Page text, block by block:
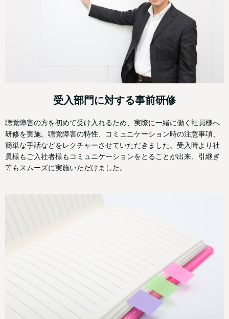
受入部門に対する事前研修
聴覚障害の方を初めて受け入れるため、実際に一緒に働く社員様へ
研修を実施。聴覚障害の特性、コミュニケーション時の注意事項、
簡単な手話などをレクチャーさせていただきました。受入時より社
員様もご入社者様もコミュニケーションをとることが出来、引継ぎ
等もスムーズに実施いただけました。